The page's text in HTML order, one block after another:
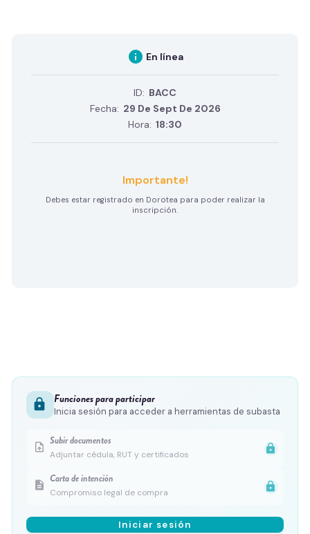
info En línea
ID: BACC
Fecha: 29 De Sept De 2026
Hora: 18:30
Importante!
Debes estar registrado en Dorotea para poder realizar la
inscripción.
lock Funciones para participar
Inicia sesión para acceder a herramientas de subasta
upload_file Subir documentos
Adjuntar cédula, RUT y certificados
lock
description Carta de intención
Compromiso legal de compra
lock
Iniciar sesión